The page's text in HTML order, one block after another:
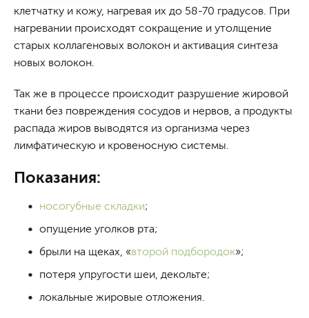
клетчатку и кожу, нагревая их до 58-70 градусов. При
нагревании происходят сокращение и утолщение
старых коллагеновых волокон и активация синтеза
новых волокон.
Так же в процессе происходит разрушение жировой
ткани без повреждения сосудов и нервов, а продукты
распада жиров выводятся из организма через
лимфатическую и кровеносную системы.
Показания:
носогубные складки;
опущение уголков рта;
брыли на щеках, «второй подбородок»;
потеря упругости шеи, декольте;
локальные жировые отложения.